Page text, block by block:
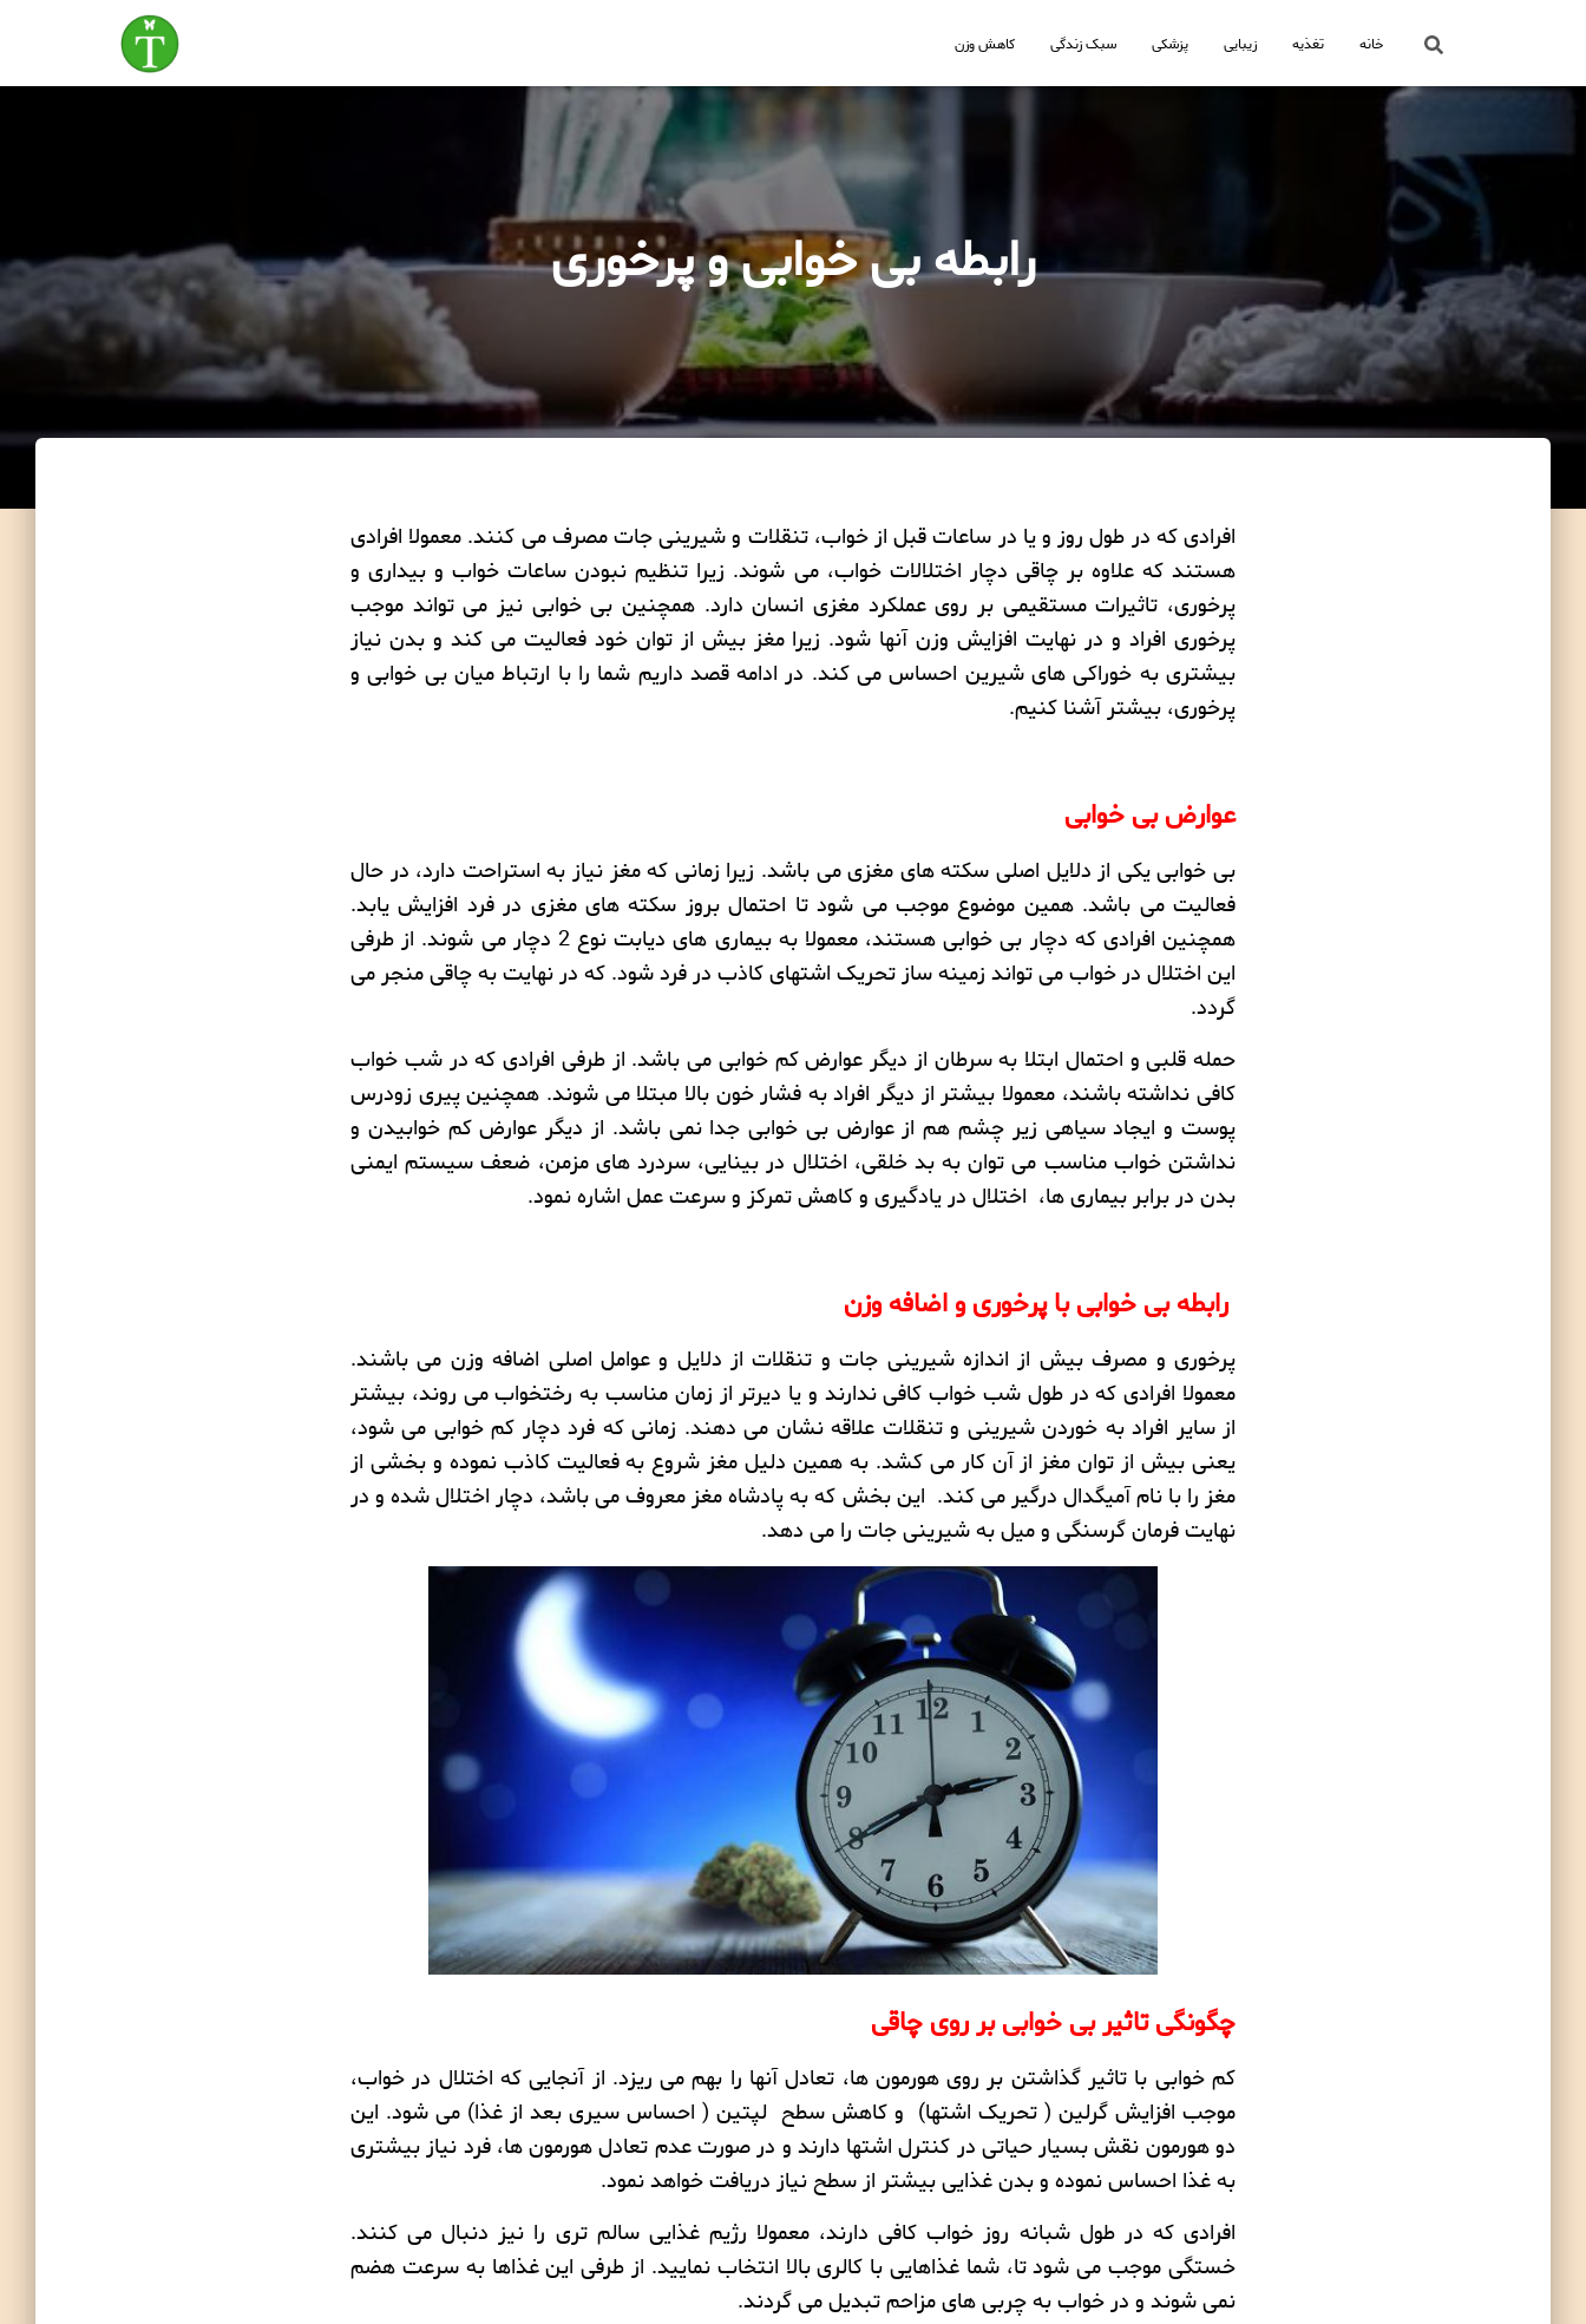
کاهش وزن سبک زندگی پزشکی زیبایی تغذیه خانه
رابطه بی خوابی و پرخوری
افرادی که در طول روز و یا در ساعات قبل از خواب، تنقلات و شیرینی جات مصرف می کنند. معمولا افرادی
هستند که علاوه برچاقی دچار اختلالات خواب، می شوند. زیرا تنظیم نبودن ساعات خواب و بیداری و
پرخوری، تاثیرات مستقیمی بر روی عملکرد مغزی انسان دارد. همچنین بی خوابی نیز می تواند موجب
پرخوری افراد و در نهایت افزایش وزنآنها شود. زیرا مغز بیش از توان خود فعالیت می کند و بدن نیاز
بیشتری به خوراکی های شیرین احساس می کند. در ادامه قصد داریم شما را با ارتباط میانبی خوابی و
پرخوری، بیشتر آشنا کنیم.
عوارض بی خوابی
بی خوابییکی از دلایل اصلی سکته های مغزیمی باشد. زیرا زمانی که مغز نیاز به استراحت دارد، در حال
فعالیت می باشد. همین موضوع موجب می شود تا احتمال بروز سکته های مغزی در فرد افزایش یابد.
همچنین افرادی که دچار بی خوابی هستند، معمولا به بیماری های دیابت نوع 2 دچار می شوند. از طرفی
این اختلال در خواب می تواند زمینه ساز تحریک اشتهای کاذب در فرد شود. که در نهایت به چاقی منجر می
گردد.
حمله قلبیو احتمال ابتلا به سرطان از دیگر عوارض کم خوابی می باشد. از طرفی افرادی که در شب خواب
کافی نداشته باشند، معمولا بیشتر از دیگر افراد به فشار خون بالا مبتلا می شوند. همچنینپیری زودرس
پوستو ایجاد سیاهی زیر چشمهم از عوارض بی خوابی جدا نمی باشد. از دیگر عوارض کم خوابیدن و
نداشتن خواب مناسب می توان بهبد خلقی، اختلال در بینایی، سردرد های مزمن، ضعف سیستم ایمنی
بدن در برابر بیماری ها، اختلال در یادگیری وکاهش تمرکز و سرعت عمل اشاره نمود.
رابطه بی خوابی با پرخوری و اضافه وزن
پرخوری و مصرف بیش از اندازه شیرینی جات و تنقلات از دلایل و عوامل اصلی اضافه وزن می باشند.
معمولا افرادی که در طول شب خواب کافی ندارند و یا دیرتر از زمان مناسب به رختخواب می روند، بیشتر
از سایر افراد به خوردن شیرینی و تنقلات علاقه نشان می دهند. زمانی که فرد دچار کم خوابی می شود،
یعنی بیش از توان مغز از آن کار می کشد. به همین دلیل مغز شروع به فعالیت کاذب نموده و بخشی از
مغز را با نام آمیگدال درگیر می کند. این بخش که به پادشاه مغز معروف می باشد، دچار اختلال شده و در
نهایت فرمان گرسنگی و میل به شیرینی جات را می دهد.
چگونگی تاثیربی خوابیبر روی چاقی
کم خوابی با تاثیر گذاشتن بر روی هورمون ها، تعادل آنها را بهم می ریزد. از آنجایی که اختلال در خواب،
موجب افزایش گرلین ( تحریک اشتها) و کاهش سطح لپتین ( احساس سیری بعد از غذا) می شود. این
دو هورمون نقش بسیار حیاتی در کنترل اشتها دارند و در صورتعدم تعادل هورمون ها، فرد نیاز بیشتری
به غذا احساس نموده و بدن غذایی بیشتر از سطح نیاز دریافت خواهد نمود.
افرادی که در طول شبانه روز خواب کافی دارند، معمولا رژیم غذایی سالم تری را نیز دنبال می کنند.
خستگی موجب می شود تا، شما غذاهایی با کالری بالا انتخاب نمایید. از طرفی این غذاها به سرعت هضم
نمی شوند و در خواب به چربی های مزاحم تبدیل می گردند.